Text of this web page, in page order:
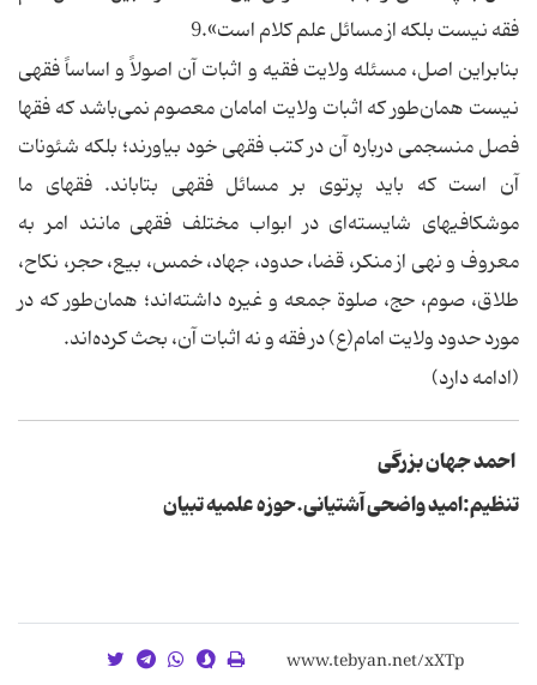
فقه‌ نیست‌ بلکه‌ از مسائل‌ علم‌ کلام‌ است».9
بنابراین‌ اصل، مسئله‌ ولایت‌ فقیه‌ و اثبات‌ آن‌ اصولاً‌ و اساساً‌ فقهی‌
نیست‌ همان‌طور که‌ اثبات‌ ولایت‌ امامان‌ معصوم‌ نمی‌باشد که‌ فقها
فصل‌ منسجمی‌ درباره‌ آن‌ در کتب‌ فقهی‌ خود بیاورند؛ بلکه‌ شئونات‌
آن‌ است‌ که‌ باید پرتوی‌ بر مسائل‌ فقهی‌ بتاباند. فقهای‌ ما
موشکافیهای‌ شایسته‌ای‌ در ابواب‌ مختلف‌ فقهی‌ مانند امر به‌
معروف‌ و نهی‌ از منکر، قضا، حدود، جهاد، خمس، بیع، حجر، نکاح،
طلاق، صوم، حج، صلوة‌ جمعه‌ و غیره‌ داشته‌اند؛ همان‌طور که‌ در
مورد حدود ولایت‌ امام(ع) در فقه‌ و نه‌ اثبات‌ آن، بحث‌ کرده‌اند.
(ادامه دارد)
احمد جهان بزرگی
تنظیم:امید واضحی آشتیانی.حوزه علمیه تبیان